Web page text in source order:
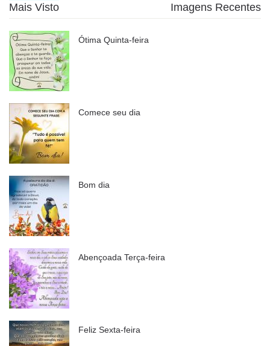
Mais Visto Imagens Recentes
Ótima Quinta-feira
Comece seu dia
Bom dia
Abençoada Terça-feira
Feliz Sexta-feira